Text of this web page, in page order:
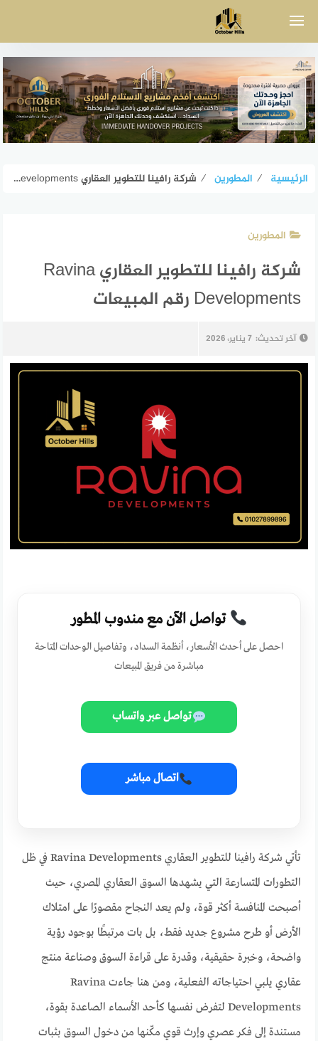
الرئيسية ⁄ المطورين ⁄ شركة رافينا للتطوير العقاري Ravina Developments رقم المبيعات
المطورين
شركة رافينا للتطوير العقاري Ravina
Developments رقم المبيعات
آخر تحديث: 7 يناير، 2026
تواصل الآن مع مندوب المطور
احصل على أحدث الأسعار، أنظمة السداد، وتفاصيل الوحدات المتاحة
مباشرة من فريق المبيعات
تواصل عبر واتساب
اتصال مباشر
تأتي شركة رافينا للتطوير العقاري Ravina Developments في ظل
التطورات المتسارعة التي يشهدها السوق العقاري المصري، حيث
أصبحت المنافسة أكثر قوة، ولم يعد النجاح مقصورًا على امتلاك
الأرض أو طرح مشروع جديد فقط، بل بات مرتبطًا بوجود رؤية
واضحة، وخبرة حقيقية، وقدرة على قراءة السوق وصناعة منتج
عقاري يلبي احتياجاته الفعلية، ومن هنا جاءت Ravina
Developments لتفرض نفسها كأحد الأسماء الصاعدة بقوة،
مستندة إلى فكر عصري وإرث قوي مكّنها من دخول السوق بثبات